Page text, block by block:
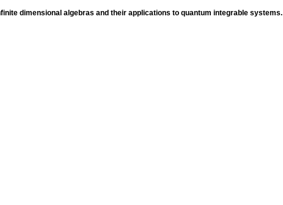
dimensional algebras and their applications to quantum integrable systems.